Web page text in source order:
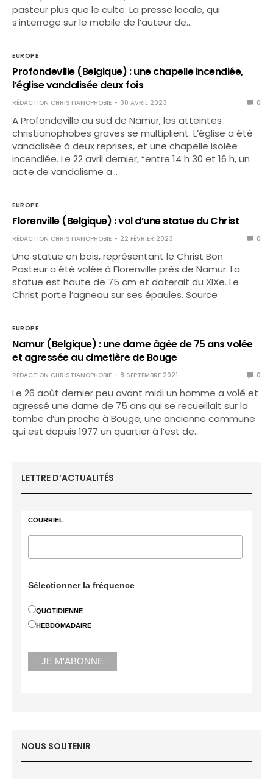
pasteur plus que le culte. La presse locale, qui
s’interroge sur le mobile de l’auteur de…
EUROPE
Profondeville (Belgique) : une chapelle incendiée,
l’église vandalisée deux fois
RÉDACTION CHRISTIANOPHOBIE 30 AVRIL 2023 0
A Profondeville au sud de Namur, les atteintes
christianophobes graves se multiplient. L’église a été
vandalisée à deux reprises, et une chapelle isolée
incendiée. Le 22 avril dernier, “entre 14 h 30 et 16 h, un
acte de vandalisme a…
EUROPE
Florenville (Belgique) : vol d’une statue du Christ
RÉDACTION CHRISTIANOPHOBIE 22 FÉVRIER 2023 0
Une statue en bois, représentant le Christ Bon
Pasteur a été volée à Florenville près de Namur. La
statue est haute de 75 cm et daterait du XIXe. Le
Christ porte l’agneau sur ses épaules. Source
EUROPE
Namur (Belgique) : une dame âgée de 75 ans volée
et agressée au cimetière de Bouge
RÉDACTION CHRISTIANOPHOBIE 8 SEPTEMBRE 2021 0
Le 26 août dernier peu avant midi un homme a volé et
agressé une dame de 75 ans qui se recueillait sur la
tombe d’un proche à Bouge, une ancienne commune
qui est depuis 1977 un quartier à l’est de…
LETTRE D’ACTUALITÉS
COURRIEL
Sélectionner la fréquence
QUOTIDIENNE
HEBDOMADAIRE
NOUS SOUTENIR